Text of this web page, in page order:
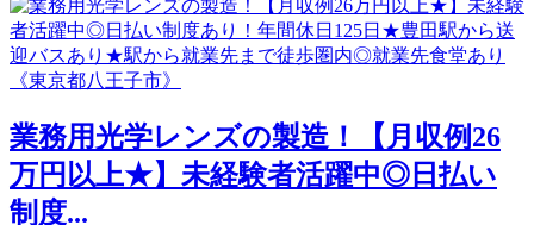
業務用光学レンズの製造！【月収例26
万円以上★】未経験者活躍中◎日払い
制度...